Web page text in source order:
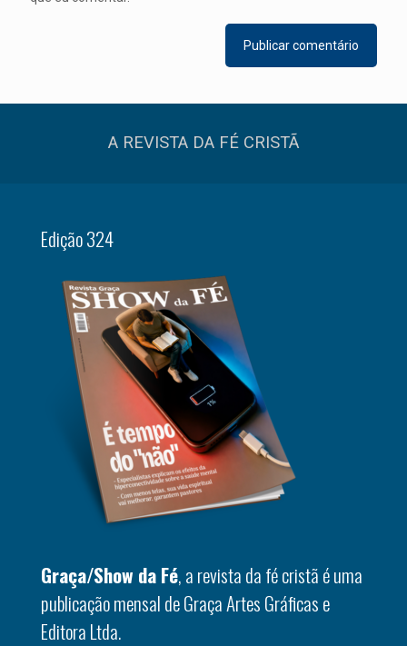
A REVISTA DA FÉ CRISTÃ
Edição 324
Graça/Show da Fé, a revista da fé cristã é uma
publicação mensal de Graça Artes Gráficas e
Editora Ltda.